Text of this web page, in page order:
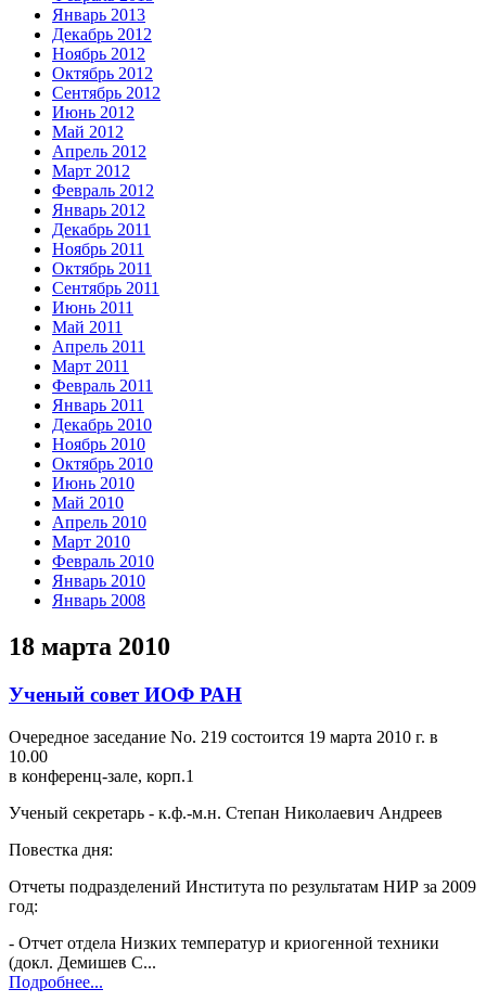
Январь 2013
Декабрь 2012
Ноябрь 2012
Октябрь 2012
Сентябрь 2012
Июнь 2012
Май 2012
Апрель 2012
Март 2012
Февраль 2012
Январь 2012
Декабрь 2011
Ноябрь 2011
Октябрь 2011
Сентябрь 2011
Июнь 2011
Май 2011
Апрель 2011
Март 2011
Февраль 2011
Январь 2011
Декабрь 2010
Ноябрь 2010
Октябрь 2010
Июнь 2010
Май 2010
Апрель 2010
Март 2010
Февраль 2010
Январь 2010
Январь 2008
18 марта 2010
Ученый совет ИОФ РАН
Очередное заседание No. 219 состоится 19 марта 2010 г. в
10.00
в конференц-зале, корп.1
Ученый секретарь - к.ф.-м.н. Степан Николаевич Андреев
Повестка дня:
Отчеты подразделений Института по результатам НИР за 2009
год:
- Отчет отдела Низких температур и криогенной техники
(докл. Демишев С...
Подробнее...